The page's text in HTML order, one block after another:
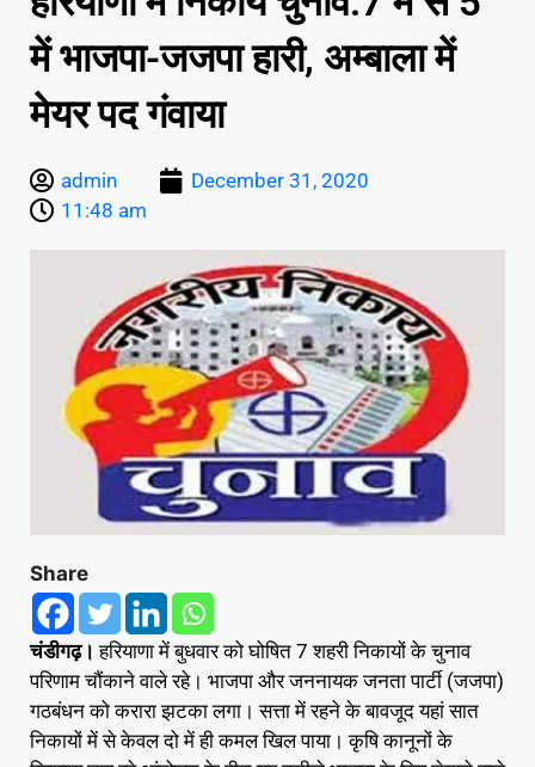
में भाजपा-जजपा हारी, अम्बाला में
मेयर पद गंवाया
admin
December 31, 2020
11:48 am
Share
चंडीगढ़। हरियाणा में बुधवार को घोषित 7 शहरी निकायों के चुनाव
परिणाम चौंकाने वाले रहे। भाजपा और जननायक जनता पार्टी (जजपा)
गठबंधन को करारा झटका लगा। सत्ता में रहने के बावजूद यहां सात
निकायों में से केवल दो में ही कमल खिल पाया। कृषि कानूनों के